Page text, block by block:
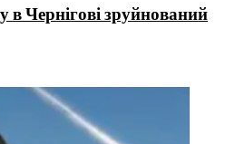
в Чернігові зруйнований